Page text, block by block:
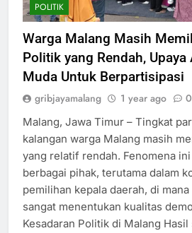
POLITIK
Warga Malang Masih
Politik yang Rendah, Upaya
Muda Untuk Berpartisipasi
gribjayamalang 1 year ago 0
Malang, Jawa Timur – Tingkat
kalangan warga Malang masih
yang relatif rendah. Fenomena
berbagai pihak, terutama dalam
pemilihan kepala daerah, di
sangat menentukan kualitas
Kesadaran Politik di Malang